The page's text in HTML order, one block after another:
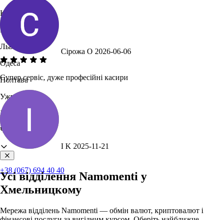
Київ
Кременчук
Львів
Одеса
Полтава
Ужгород
Хмельницький
Чернівці
+38 (067) 694 40 40
Сірожа О 2026-06-06
Супер сервіс, дуже професійні касири
I K 2025-11-21
Усі відділення Namomenti у
Хмельницкому
Мережа відділень Namomenti — обмін валют, криптовалют і